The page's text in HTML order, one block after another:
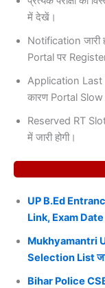
में देखें।
Notification जारी
Portal पर
Application Last
कारण Portal Slow
Reserved RT
में जारी होगी।
UP B.Ed
Link, Exam
Mukhyamantri
Selection List
Bihar Police